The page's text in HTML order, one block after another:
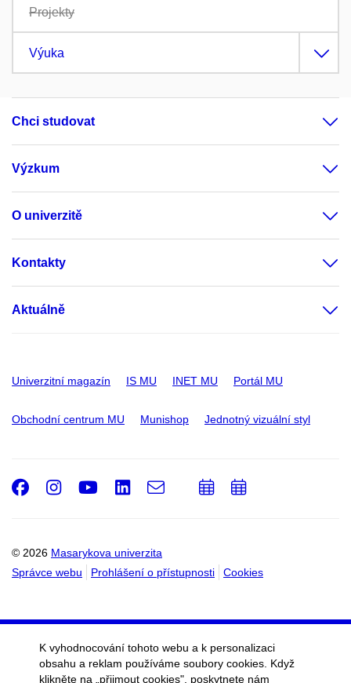
Projekty
Výuka
Chci studovat
Výzkum
O univerzitě
Kontakty
Aktuálně
Univerzitní magazín IS MU INET MU Portál MU
Obchodní centrum MU Munishop Jednotný vizuální styl
© 2026 Masarykova univerzita
Správce webu
Prohlášení o přístupnosti Cookies
Facebook
Instagram
Youtube
LinkedIn
e-
Email
PřidatPřidat
K vyhodnocování tohoto webu a k personalizaci
obsahu a reklam používáme soubory cookies. Když
klikněte na „přijmout cookies", poskytnete nám